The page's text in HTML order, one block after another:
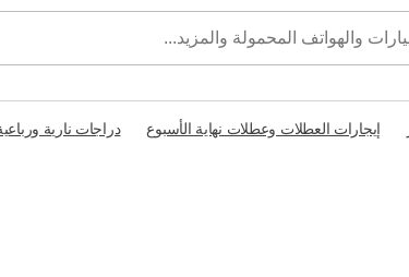
إيجارات العطلات وعطلات نهاية الأسبوع
دراجات نارية